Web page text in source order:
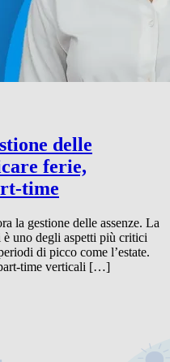
delle
ferie,
time
la gestione delle assenze. La
è uno degli aspetti più critici
di picco come l’estate.
time verticali […]